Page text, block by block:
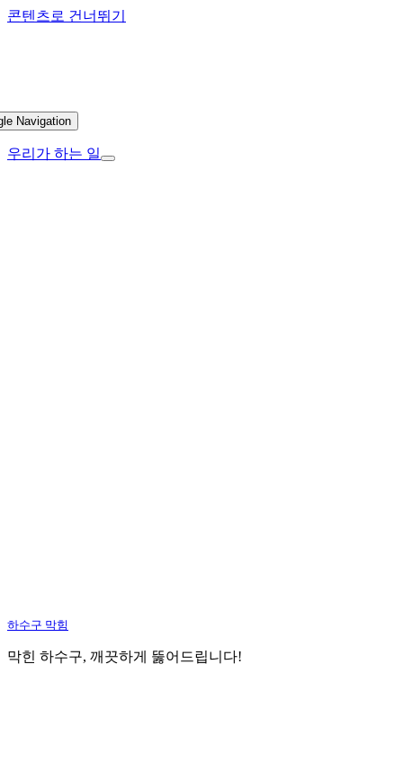
콘텐츠로 건너뛰기
Navigation
우리가 하는 일
하수구 막힘
막힌 하수구, 깨끗하게 뚫어드립니다!